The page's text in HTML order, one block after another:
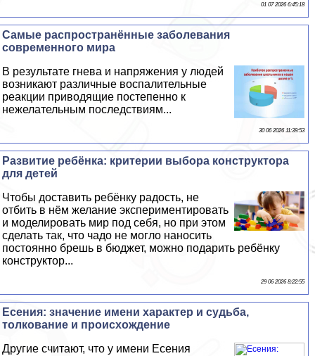
01 07 2026 6:45:18
Самые распространённые заболевания
современного мира
В результате гнева и напряжения у людей
возникают различные воспалительные
реакции приводящие постепенно к
нежелательным последствиям...
30 06 2026 11:39:53
Развитие ребёнка: критерии выбора конструктора
для детей
Чтобы доставить ребёнку радость, не
отбить в нём желание экспериментировать
и моделировать мир под себя, но при этом
сделать так, что чадо не могло наносить
постоянно брешь в бюджет, можно подарить ребёнку
конструктор...
29 06 2026 8:22:55
Есения: значение имени хаpaктер и судьба,
толкование и происхождение
Другие считают, что у имени Есения